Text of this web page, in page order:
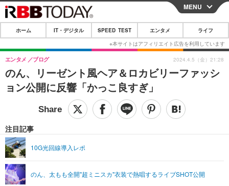
CLOSE
ホーム
IT・デジタル
IT・デジタルTOP スマートフォン
ガジェット・ツール
ショッピング その他
SPEED TEST
エンタメTOP 映画・ドラマ
グラビア ブログ
ライフTOP
リリース一覧
プッシュ通知の停止方法
MENU
ホーム IT・デジタル SPEED TEST エンタメ ライフ
のん、リーゼント風ヘア＆ロカビリーファッシ
ョン公開に反響「かっこ良すぎ」
エンタメ ブログ
注目記事
10G光回線導入レポ
のん、太もも全開"超ミニスカ"衣装で熱唱するライブSHOT公開
2024.4.5（金）21:28